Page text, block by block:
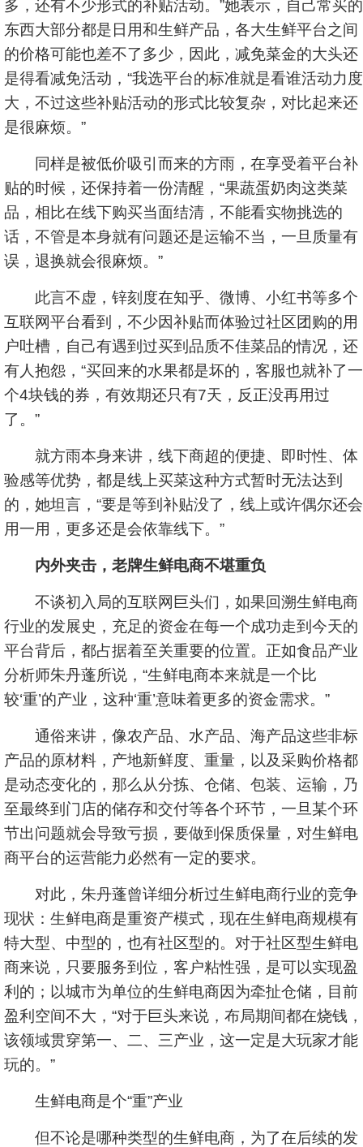
多，还有不少形式的补贴活动。”她表示，自己常买的
东西大部分都是日用和生鲜产品，各大生鲜平台之间
的价格可能也差不了多少，因此，减免菜金的大头还
是得看减免活动，“我选平台的标准就是看谁活动力度
大，不过这些补贴活动的形式比较复杂，对比起来还
是很麻烦。”
同样是被低价吸引而来的方雨，在享受着平台补
贴的时候，还保持着一份清醒，“果蔬蛋奶肉这类菜
品，相比在线下购买当面结清，不能看实物挑选的
话，不管是本身就有问题还是运输不当，一旦质量有
误，退换就会很麻烦。”
此言不虚，锌刻度在知乎、微博、小红书等多个
互联网平台看到，不少因补贴而体验过社区团购的用
户吐槽，自己有遇到过买到品质不佳菜品的情况，还
有人抱怨，“买回来的水果都是坏的，客服也就补了一
个4块钱的券，有效期还只有7天，反正没再用过
了。”
就方雨本身来讲，线下商超的便捷、即时性、体
验感等优势，都是线上买菜这种方式暂时无法达到
的，她坦言，“要是等到补贴没了，线上或许偶尔还会
用一用，更多还是会依靠线下。”
内外夹击，老牌生鲜电商不堪重负
不谈初入局的互联网巨头们，如果回溯生鲜电商
行业的发展史，充足的资金在每一个成功走到今天的
平台背后，都占据着至关重要的位置。正如食品产业
分析师朱丹蓬所说，“生鲜电商本来就是一个比
较‘重’的产业，这种‘重’意味着更多的资金需求。”
通俗来讲，像农产品、水产品、海产品这些非标
产品的原材料，产地新鲜度、重量，以及采购价格都
是动态变化的，那么从分拣、仓储、包装、运输，乃
至最终到门店的储存和交付等各个环节，一旦某个环
节出问题就会导致亏损，要做到保质保量，对生鲜电
商平台的运营能力必然有一定的要求。
对此，朱丹蓬曾详细分析过生鲜电商行业的竞争
现状：生鲜电商是重资产模式，现在生鲜电商规模有
特大型、中型的，也有社区型的。对于社区型生鲜电
商来说，只要服务到位，客户粘性强，是可以实现盈
利的；以城市为单位的生鲜电商因为牵扯仓储，目前
盈利空间不大，“对于巨头来说，布局期间都在烧钱，
该领域贯穿第一、二、三产业，这一定是大玩家才能
玩的。”
生鲜电商是个“重”产业
但不论是哪种类型的生鲜电商，为了在后续的发